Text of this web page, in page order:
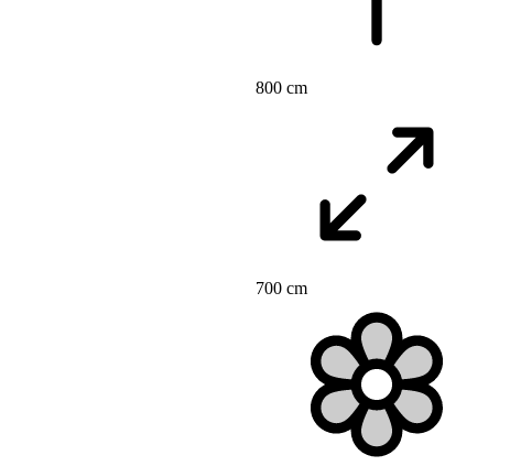
800 cm
700 cm